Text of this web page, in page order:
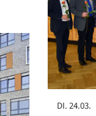
DI. 24.03.